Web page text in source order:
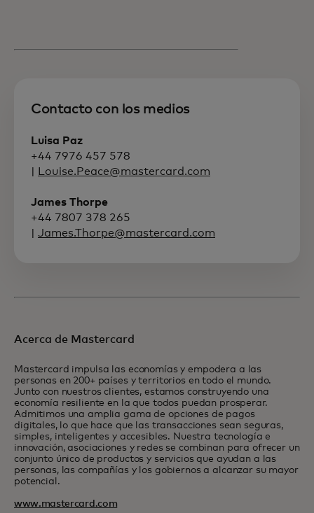
Contacto con los medios
Luisa Paz
+44 7976 457 578
Louise.Peace@mastercard.com
James Thorpe
+44 7807 378 265
James.Thorpe@mastercard.com
Acerca de Mastercard
Mastercard impulsa las economías y empodera a las
personas en 200+ países y territorios en todo el mundo.
Junto con nuestros clientes, estamos construyendo una
economía resiliente en la que todos puedan prosperar.
Admitimos una amplia gama de opciones de pagos
digitales, lo que hace que las transacciones sean seguras,
simples, inteligentes y accesibles. Nuestra tecnología e
innovación, asociaciones y redes se combinan para ofrecer un
conjunto único de productos y servicios que ayudan a las
personas, las compañías y los gobiernos a alcanzar su mayor
potencial.
www.mastercard.com